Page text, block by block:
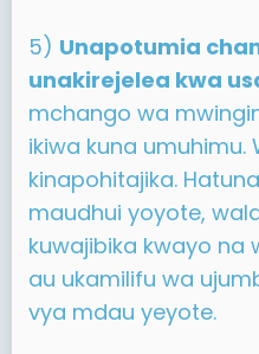
5) Unapotumia
unakirejelea kwa
mchango wa
ikiwa kuna umuhimu.
kinapohitajika.
maudhui yoyote,
kuwajibika kwayo na
au ukamilifu wa
vya mdau yeyote.